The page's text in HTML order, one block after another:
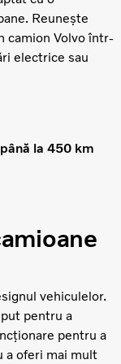
Reunește
camion Volvo într-
electrice sau
la 450 km
vehiculelor.
pentru a
pentru a
a oferi mai mult